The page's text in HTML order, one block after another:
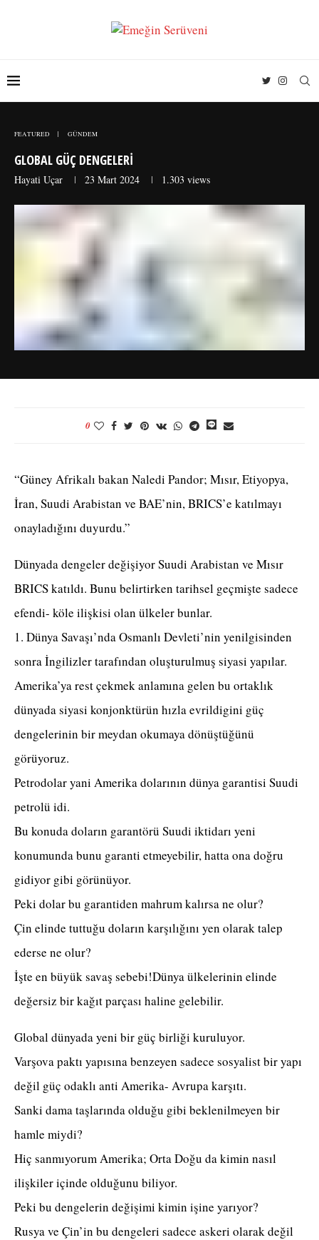
FEATURED GÜNDEM
GLOBAL GÜÇ DENGELERI
Hayati Uçar 23 Mart 2024 1.303 views
0
“Güney Afrikalı bakan Naledi Pandor; Mısır, Etiyopya,
İran, Suudi Arabistan ve BAE’nin, BRICS’e katılmayı
onayladığını duyurdu.”
Dünyada dengeler değişiyor Suudi Arabistan ve Mısır
BRICS katıldı. Bunu belirtirken tarihsel geçmişte sadece
efendi- köle ilişkisi olan ülkeler bunlar.
1. Dünya Savaşı’nda Osmanlı Devleti’nin yenilgisinden
sonra İngilizler tarafından oluşturulmuş siyasi yapılar.
Amerika’ya rest çekmek anlamına gelen bu ortaklık
dünyada siyasi konjonktürün hızla evrildigini güç
dengelerinin bir meydan okumaya dönüştüğünü
görüyoruz.
Petrodolar yani Amerika dolarının dünya garantisi Suudi
petrolü idi.
Bu konuda doların garantörü Suudi iktidarı yeni
konumunda bunu garanti etmeyebilir, hatta ona doğru
gidiyor gibi görünüyor.
Peki dolar bu garantiden mahrum kalırsa ne olur?
Çin elinde tuttuğu doların karşılığını yen olarak talep
ederse ne olur?
İşte en büyük savaş sebebi!Dünya ülkelerinin elinde
değersiz bir kağıt parçası haline gelebilir.
Global dünyada yeni bir güç birliği kuruluyor.
Varşova paktı yapısına benzeyen sadece sosyalist bir yapı
değil güç odaklı anti Amerika- Avrupa karşıtı.
Sanki dama taşlarında olduğu gibi beklenilmeyen bir
hamle miydi?
Hiç sanmıyorum Amerika; Orta Doğu da kimin nasıl
ilişkiler içinde olduğunu biliyor.
Peki bu dengelerin değişimi kimin işine yarıyor?
Rusya ve Çin’in bu dengeleri sadece askeri olarak değil